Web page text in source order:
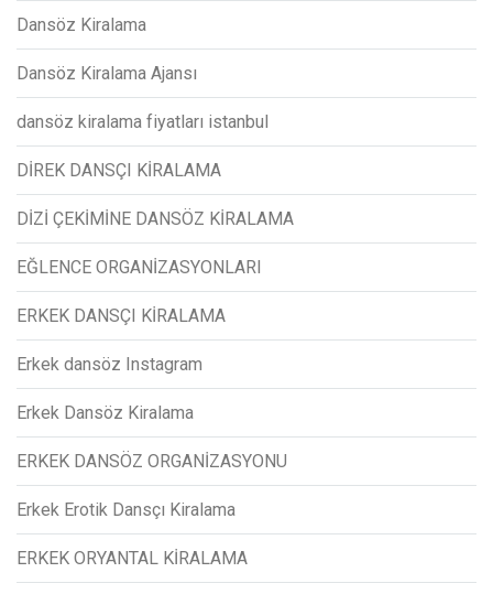
Dansöz Kiralama
Dansöz Kiralama Ajansı
dansöz kiralama fiyatları istanbul
DİREK DANSÇI KİRALAMA
DİZİ ÇEKİMİNE DANSÖZ KİRALAMA
EĞLENCE ORGANİZASYONLARI
ERKEK DANSÇI KİRALAMA
Erkek dansöz Instagram
Erkek Dansöz Kiralama
ERKEK DANSÖZ ORGANİZASYONU
Erkek Erotik Dansçı Kiralama
ERKEK ORYANTAL KİRALAMA